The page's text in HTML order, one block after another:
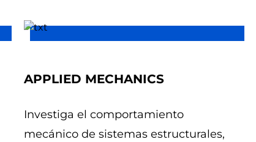
APPLIED MECHANICS
Investiga el comportamiento
mecánico de sistemas estructurales,